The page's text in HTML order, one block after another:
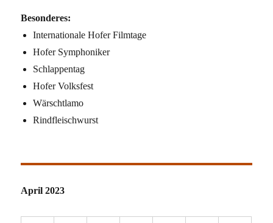
Besonderes:
Internationale Hofer Filmtage
Hofer Symphoniker
Schlappentag
Hofer Volksfest
Wärschtlamo
Rindfleischwurst
April 2023